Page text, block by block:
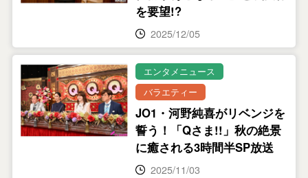
を要望!?
2025/12/05
エンタメニュース
バラエティー
JO1・河野純喜がリベンジを
誓う！「Qさま!!」秋の絶景
に癒される3時間半SP放送
2025/11/03